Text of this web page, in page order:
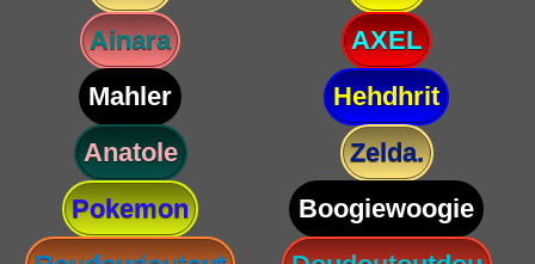
Ainara
AXEL
Mahler
Hehdhrit
Anatole
Zelda.
Pokemon
Boogiewoogie